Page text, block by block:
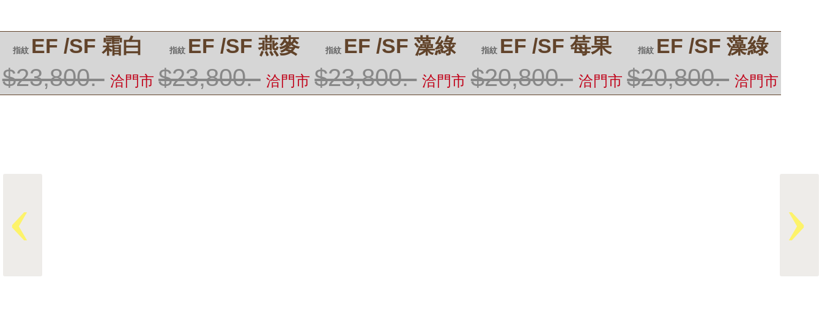
指紋 EF /SF 霜白
$23,800.- 洽門市
指紋 EF /SF 燕麥
$23,800.- 洽門市
指紋 EF /SF 藻綠
$23,800.- 洽門市
指紋 EF /SF 莓果
$20,800.- 洽門市
指紋 EF /SF 藻綠
$20,800.- 洽門市
‹ ›